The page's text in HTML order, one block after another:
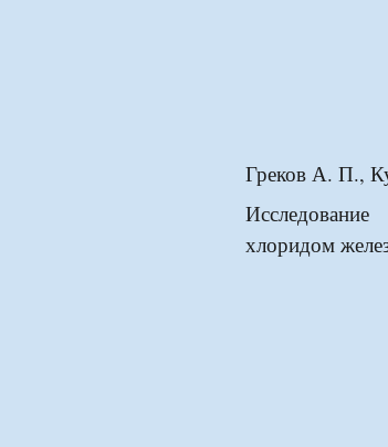
Греков А. П.,
хлоридом